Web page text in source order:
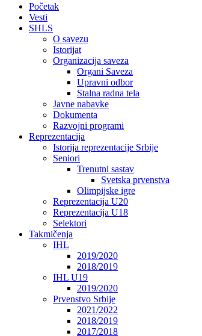
Početak
Vesti
SHLS
O savezu
Istorijat
Organizacija saveza
Organi Saveza
Upravni odbor
Stalna radna tela
Javne nabavke
Dokumenta
Razvojni programi
Reprezentacija
Istorija reprezentacije Srbije
Seniori
Trenutni sastav
Svetska prvenstva
Olimpijske igre
Reprezentacija U20
Reprezentacija U18
Selektori
Takmičenja
IHL
2019/2020
2018/2019
IHL U19
2019/2020
Prvenstvo Srbije
2021/2022
2018/2019
2017/2018